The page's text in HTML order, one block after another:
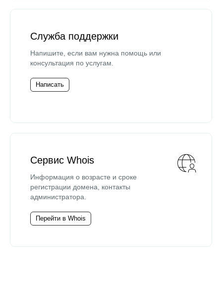
Служба поддержки
Напишите, если вам нужна помощь или
консультация по услугам.
Написать
Сервис Whois
Информация о возрасте и сроке
регистрации домена, контакты
администратора.
Перейти в Whois